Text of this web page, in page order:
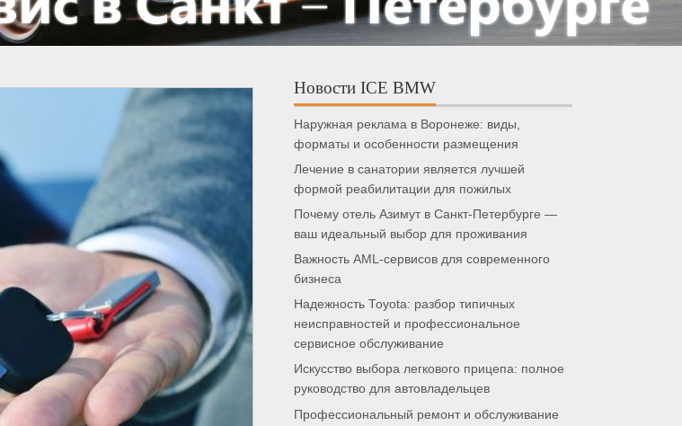
Новости ICE BMW
Наружная реклама в Воронеже: виды,
форматы и особенности размещения
Лечение в санатории является лучшей
формой реабилитации для пожилых
Почему отель Азимут в Санкт-Петербурге —
ваш идеальный выбор для проживания
Важность AML-сервисов для современного
бизнеса
Надежность Toyota: разбор типичных
неисправностей и профессиональное
сервисное обслуживание
Искусство выбора легкового прицепа: полное
руководство для автовладельцев
Профессиональный ремонт и обслуживание